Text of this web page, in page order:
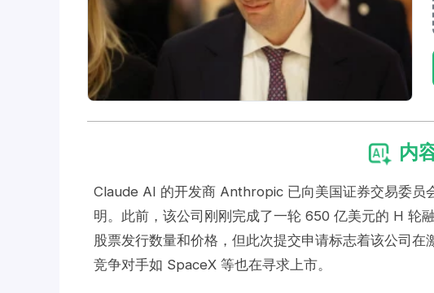
内
Claude AI 的开发商 Anthropic 已向美国证券交易委员
明。此前，该公司刚刚完成了一轮 650 亿美元的 H 轮
股票发行数量和价格，但此次提交申请标志着该公司在
竞争对手如 SpaceX 等也在寻求上市。